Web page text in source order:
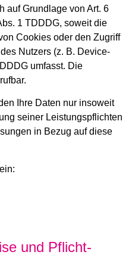
auf Grundlage von Art. 6
1 TDDDG, soweit die
Cookies oder den Zugriff
Nutzers (z. B. Device-
umfasst. Die
Ihre Daten nur insoweit
seiner Leistungspflichten
in Bezug auf diese
und Pflicht­